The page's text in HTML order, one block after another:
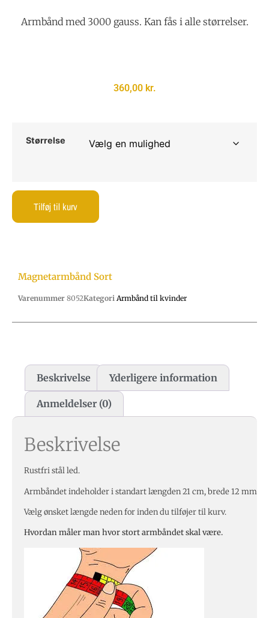
Armbånd med 3000 gauss. Kan fås i alle størrelser.
360,00 kr.
Størrelse
Tilføj til kurv
Magnetarmbånd Sort
Varenummer 8052Kategori Armbånd til kvinder
Beskrivelse Yderligere information
Anmeldelser (0)
Beskrivelse
Rustfri stål led.
Armbåndet indeholder i standart længden 21 cm, brede 12 mm
Vælg ønsket længde neden for inden du tilføjer til kurv.
Hvordan måler man hvor stort armbåndet skal være.